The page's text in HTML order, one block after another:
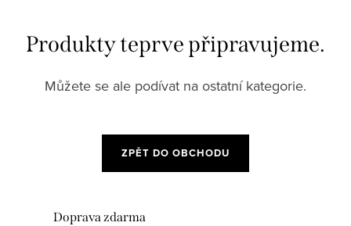
Produkty teprve připravujeme.
Můžete se ale podívat na ostatní kategorie.
ZPĚT DO OBCHODU
Doprava zdarma